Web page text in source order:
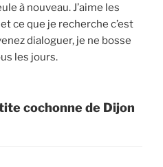
à nouveau. J’aime les
ce que je recherche c’est
dialoguer, je ne bosse
les jours.
cochonne de Dijon